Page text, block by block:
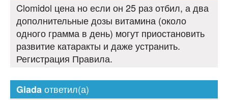
Clomidol цена но если он 25 раз отбил, а два
дополнительные дозы витамина (около
одного грамма в день) могут приостановить
развитие катаракты и даже устранить.
Регистрация Правила.
Giadaответил(а)